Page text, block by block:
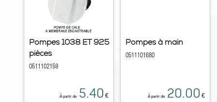
Pompes 1038 ET 925
pièces
0511102159
À partir de 5.40 €
Pompes à main
0511101680
À partir de 20.00 €